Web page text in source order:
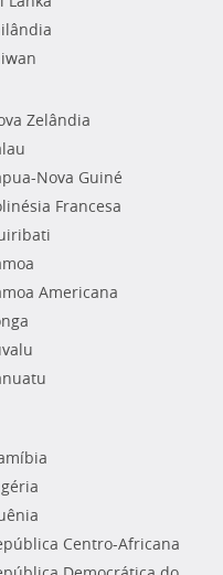
Zelândia
Nova Guiné
Francesa
Americana
Centro-Africana